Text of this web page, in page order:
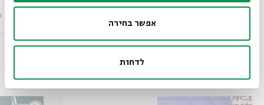
אפשר בחירה
לדחות